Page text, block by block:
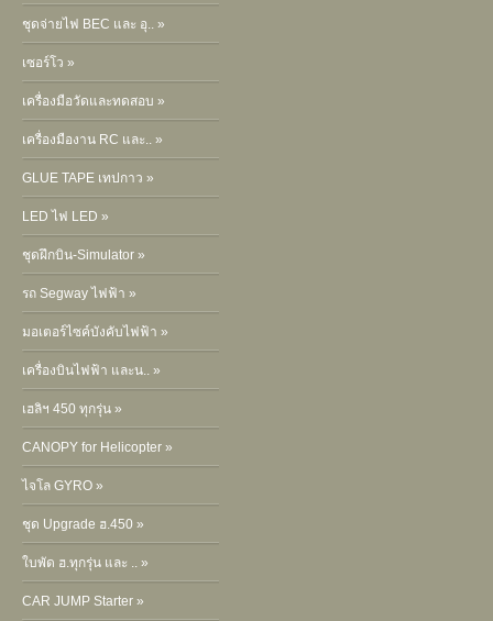
ชุดจ่ายไฟ BEC และ อุ.. »
เซอร์โว »
เครื่องมือวัดและทดสอบ »
เครื่องมืองาน RC และ.. »
GLUE TAPE เทปกาว »
LED ไฟ LED »
ชุดฝึกบิน-Simulator »
รถ Segway ไฟฟ้า »
มอเตอร์ไซค์บังคับไฟฟ้า »
เครื่องบินไฟฟ้า และน.. »
เฮลิฯ 450 ทุกรุ่น »
CANOPY for Helicopter »
ไจโล GYRO »
ชุด Upgrade ฮ.450 »
ใบพัด ฮ.ทุกรุ่น และ .. »
CAR JUMP Starter »